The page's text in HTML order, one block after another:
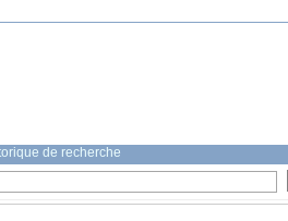
de recherche